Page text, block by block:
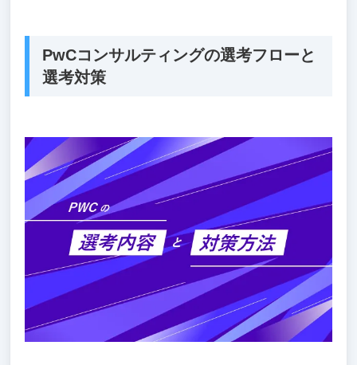
PwCコンサルティングの選考フローと
選考対策